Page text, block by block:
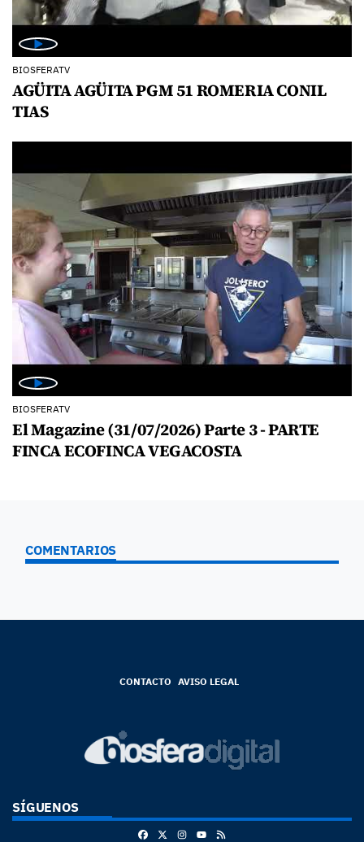
BIOSFERATV
AGÜITA AGÜITA PGM 51 ROMERIA CONIL
TIAS
BIOSFERATV
El Magazine (31/07/2026) Parte 3 - PARTE
FINCA ECOFINCA VEGACOSTA
COMENTARIOS
CONTACTO AVISO LEGAL
SÍGUENOS
FacebookInstagram